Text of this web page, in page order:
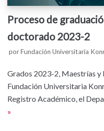
Proceso de
doctorado 2023-2
porFundación Universitaria
Grados 2023-2, Maestrías y
Fundación Universitaria
Registro Académico, el
»